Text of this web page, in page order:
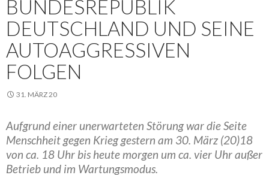
BUNDESREPUBLIK
DEUTSCHLAND UND SEINE
AUTOAGGRESSIVEN
FOLGEN
31. MÄRZ 20
Aufgrund einer unerwarteten Störung war die Seite
Menschheit gegen Krieg gestern am 30. März (20)18
von ca. 18 Uhr bis heute morgen um ca. vier Uhr außer
Betrieb und im Wartungsmodus.